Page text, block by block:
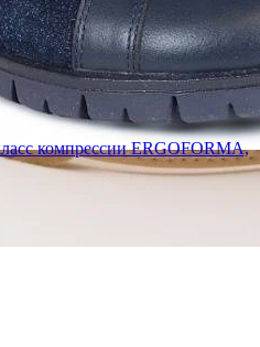
компрессии ERGOFORMA,